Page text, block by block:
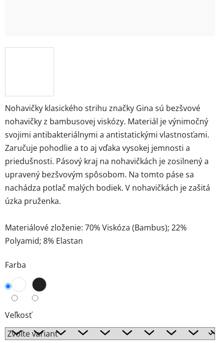
Nohavičky klasického strihu značky Gina sú bezšvové
nohavičky z bambusovej viskózy. Materiál je výnimočný
svojimi antibakteriálnymi a antistatickými vlastnosťami.
Zaručuje pohodlie a to aj vďaka vysokej jemnosti a
priedušnosti. Pásový kraj na nohavičkách je zosilnený a
upravený bezšvovým spôsobom. Na tomto páse sa
nachádza potlač malých bodiek. V nohavičkách je zašitá
úzka pruženka.
Materiálové zloženie: 70% Viskóza (Bambus); 22%
Polyamid; 8% Elastan
Farba
Veľkosť